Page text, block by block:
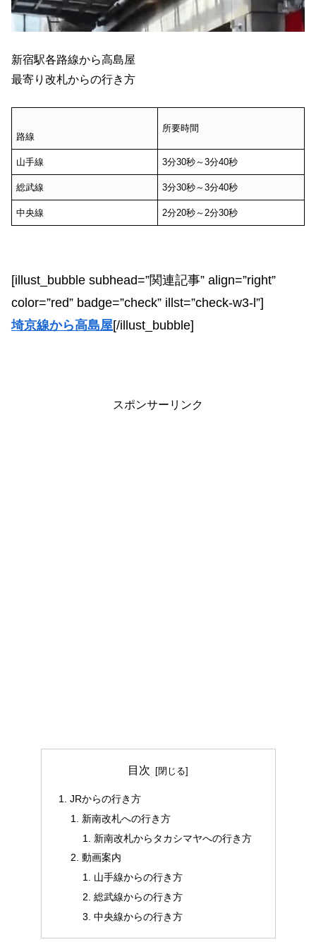
新宿駅各路線から高島屋
最寄り改札からの行き方
路線
所要時間
山手線 3分30秒～3分40秒
総武線 3分30秒～3分40秒
中央線 2分20秒～2分30秒
[illust_bubble subhead=”関連記事” align=”right”
color=”red” badge=”check” illst=”check-w3-l”]
埼京線から高島屋[/illust_bubble]
スポンサーリンク
目次
JRからの行き方
新南改札への行き方
新南改札からタカシマヤへの行き方
動画案内
山手線からの行き方
総武線からの行き方
中央線からの行き方